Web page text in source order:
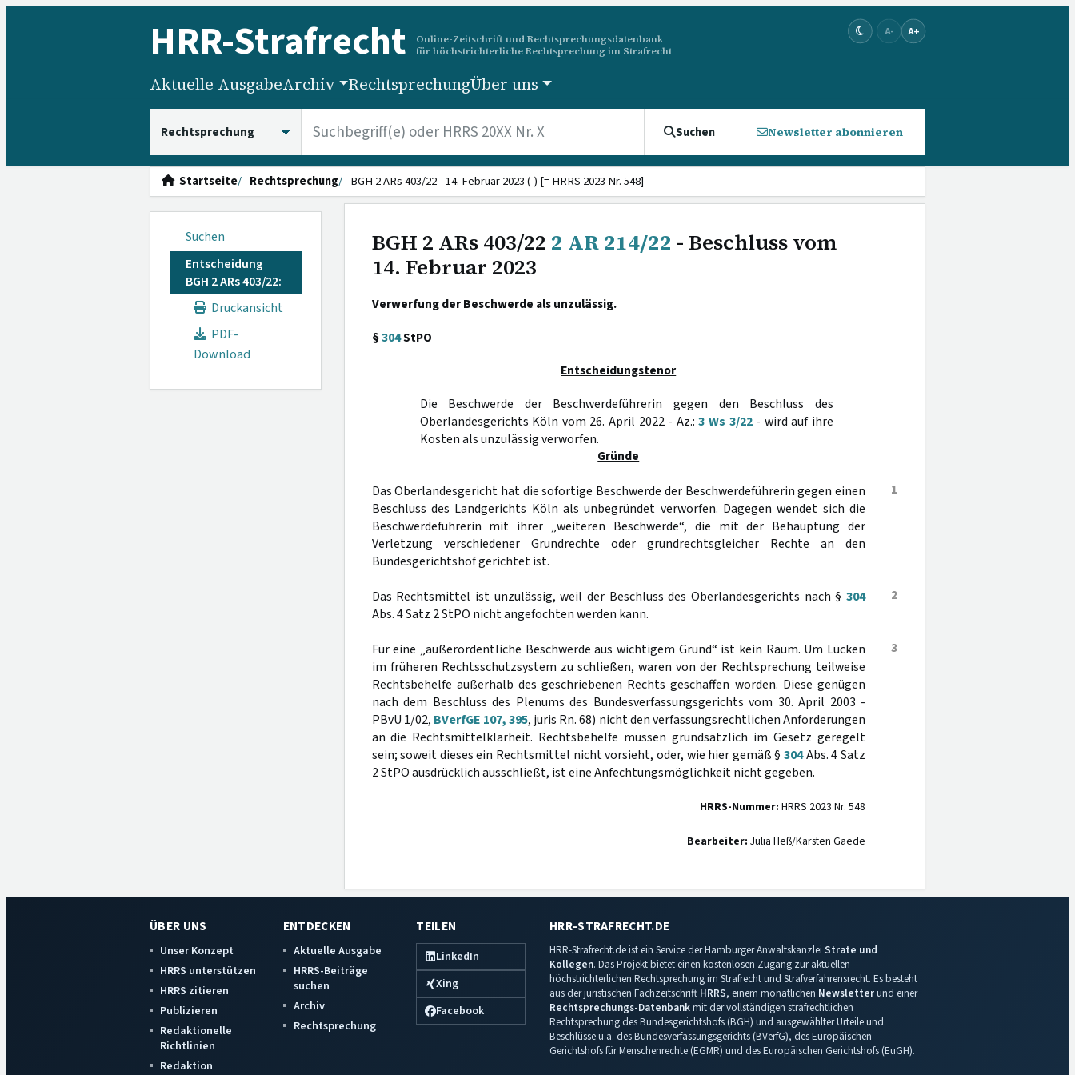
HRR-Strafrecht
Online-Zeitschrift und Rechtsprechungsdatenbank
für höchstrichterliche Rechtsprechung im Strafrecht
A- A+
Aktuelle AusgabeArchiv RechtsprechungÜber uns
Suchen Newsletter abonnieren
Startseite Rechtsprechung BGH 2 ARs 403/22 - 14. Februar 2023 (-) [= HRRS 2023 Nr. 548]
Suchen
Entscheidung
BGH 2 ARs 403/22:
Druckansicht
PDF-
Download
BGH 2 ARs 403/22 2 AR 214/22 - Beschluss vom
14. Februar 2023
Verwerfung der Beschwerde als unzulässig.
§304StPO
Entscheidungstenor
Die Beschwerde der Beschwerdeführerin gegen den Beschluss des
Oberlandesgerichts Köln vom 26. April 2022 - Az.:3 Ws 3/22- wird auf ihre
Kosten als unzulässig verworfen.
Gründe
1
Das Oberlandesgericht hat die sofortige Beschwerde der Beschwerdeführerin gegen einen
Beschluss des Landgerichts Köln als unbegründet verworfen. Dagegen wendet sich die
Beschwerdeführerin mit ihrer „weiteren Beschwerde“, die mit der Behauptung der
Verletzung verschiedener Grundrechte oder grundrechtsgleicher Rechte an den
Bundesgerichtshof gerichtet ist.
2
Das Rechtsmittel ist unzulässig, weil der Beschluss des Oberlandesgerichts nach § 304
Abs. 4 Satz 2 StPO nicht angefochten werden kann.
3
Für eine „außerordentliche Beschwerde aus wichtigem Grund“ ist kein Raum. Um Lücken
im früheren Rechtsschutzsystem zu schließen, waren von der Rechtsprechung teilweise
Rechtsbehelfe außerhalb des geschriebenen Rechts geschaffen worden. Diese genügen
nach dem Beschluss des Plenums des Bundesverfassungsgerichts vom 30. April 2003 -
PBvU 1/02, BVerfGE 107, 395, juris Rn. 68) nicht den verfassungsrechtlichen Anforderungen
an die Rechtsmittelklarheit. Rechtsbehelfe müssen grundsätzlich im Gesetz geregelt
sein; soweit dieses ein Rechtsmittel nicht vorsieht, oder, wie hier gemäß §304Abs. 4 Satz
2 StPO ausdrücklich ausschließt, ist eine Anfechtungsmöglichkeit nicht gegeben.
HRRS-Nummer: HRRS 2023 Nr. 548
Bearbeiter: Julia Heß/Karsten Gaede
ÜBER UNS
Unser Konzept
HRRS unterstützen
HRRS zitieren
Publizieren
Redaktionelle
Richtlinien
Redaktion
ENTDECKEN
Aktuelle Ausgabe
HRRS-Beiträge
suchen
Archiv
Rechtsprechung
TEILEN
LinkedIn
Xing
Facebook
HRR-STRAFRECHT.DE
HRR-Strafrecht.de ist ein Service der Hamburger Anwaltskanzlei Strate und
Kollegen. Das Projekt bietet einen kostenlosen Zugang zur aktuellen
höchstrichterlichen Rechtsprechung im Strafrecht und Strafverfahrensrecht. Es besteht
aus der juristischen Fachzeitschrift HRRS, einem monatlichen Newsletterund einer
Rechtsprechungs-Datenbankmit der vollständigen strafrechtlichen
Rechtsprechung des Bundesgerichtshofs (BGH) und ausgewählter Urteile und
Beschlüsse u.a. des Bundesverfassungsgerichts (BVerfG), des Europäischen
Gerichtshofs für Menschenrechte (EGMR) und des Europäischen Gerichtshofs (EuGH).